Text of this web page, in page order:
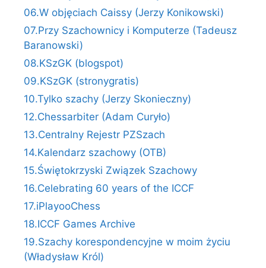
06.W objęciach Caissy (Jerzy Konikowski)
07.Przy Szachownicy i Komputerze (Tadeusz
Baranowski)
08.KSzGK (blogspot)
09.KSzGK (stronygratis)
10.Tylko szachy (Jerzy Skonieczny)
12.Chessarbiter (Adam Curyło)
13.Centralny Rejestr PZSzach
14.Kalendarz szachowy (OTB)
15.Świętokrzyski Związek Szachowy
16.Celebrating 60 years of the ICCF
17.iPlayooChess
18.ICCF Games Archive
19.Szachy korespondencyjne w moim życiu
(Władysław Król)